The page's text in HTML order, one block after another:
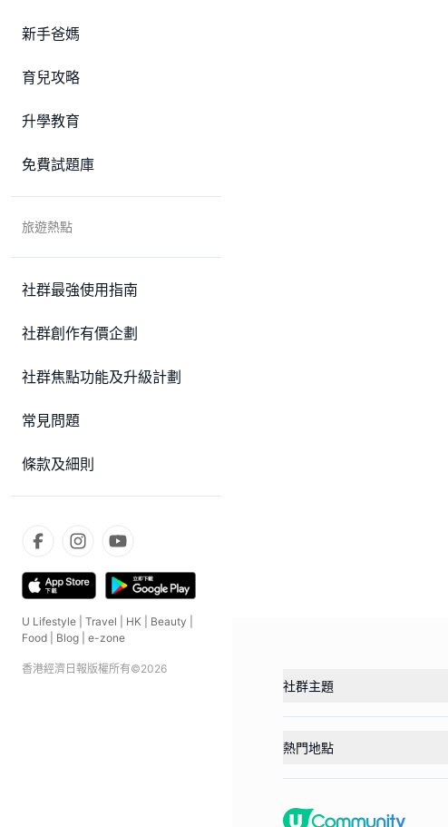
新手爸媽
育兒攻略
升學教育
免費試題庫
旅遊熱點
社群最強使用指南
社群創作有價企劃
社群焦點功能及升級計劃
常見問題
條款及細則
U Lifestyle Travel HK Beauty
Food
Blog e-zone
香港經濟日報版權所有©2026
社群主題
熱門地點